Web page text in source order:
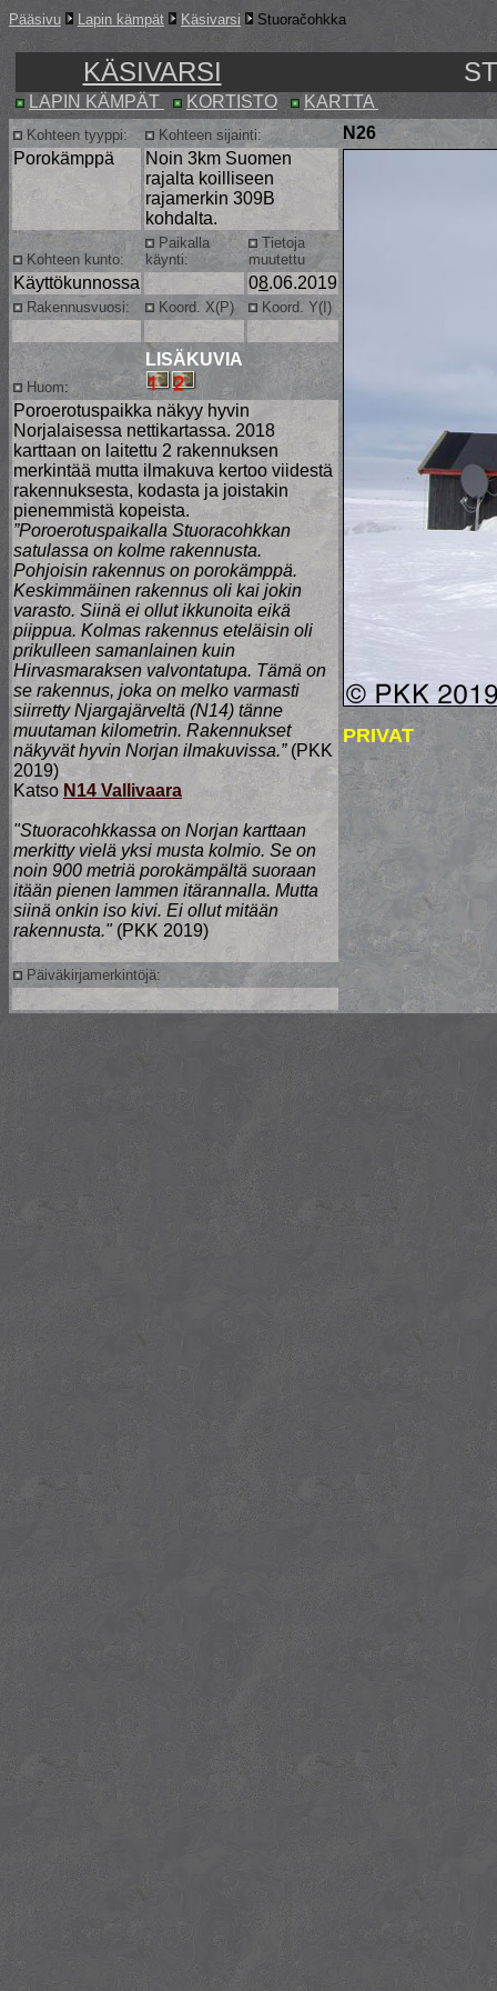
Pääsivu Lapin kämpät Käsivarsi Stuoračohkka
KÄSIVARSI
LAPIN KÄMPÄT KORTISTO KARTTA
Kohteen tyyppi: Kohteen sijainti:
N26
Porokämppä
Noin 3km Suomen
rajalta koilliseen
rajamerkin 309B
kohdalta.
PRIVAT
Kohteen kunto:
Paikalla
käynti:
Tietoja
muutettu
Käyttökunnossa 08.06.2019
Rakennusvuosi: Koord. X(P) Koord. Y(I)
Huom:
LISÄKUVIA
Poroerotuspaikka näkyy hyvin
Norjalaisessa nettikartassa. 2018
karttaan on laitettu 2 rakennuksen
merkintää mutta ilmakuva kertoo viidestä
rakennuksesta, kodasta ja joistakin
pienemmistä kopeista.
”Poroerotuspaikalla Stuoracohkkan
satulassa on kolme rakennusta.
Pohjoisin rakennus on porokämppä.
Keskimmäinen rakennus oli kai jokin
varasto. Siinä ei ollut ikkunoita eikä
piippua. Kolmas rakennus eteläisin oli
prikulleen samanlainen kuin
Hirvasmaraksen valvontatupa. Tämä on
se rakennus, joka on melko varmasti
siirretty Njargajärveltä (N14) tänne
muutaman kilometrin. Rakennukset
näkyvät hyvin Norjan ilmakuvissa.”(PKK
2019)
Katso N14 Vallivaara
"Stuoracohkkassa on Norjan karttaan
merkitty vielä yksi musta kolmio. Se on
noin 900 metriä porokämpältä suoraan
itään pienen lammen itärannalla. Mutta
siinä onkin iso kivi. Ei ollut mitään
rakennusta."(PKK 2019)
Päiväkirjamerkintöjä: